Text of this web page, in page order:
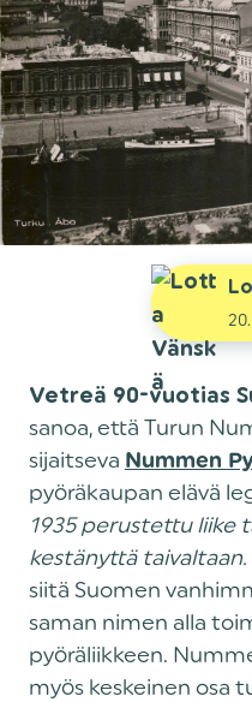
Vetreä 90-vuotias
sanoa, että Turun
sijaitseva Nummen
pyöräkaupan elävä
1935 perustettu liike
kestänyttä taivaltaan.
siitä Suomen
saman nimen alla
pyöräliikkeen.
myös keskeinen osa